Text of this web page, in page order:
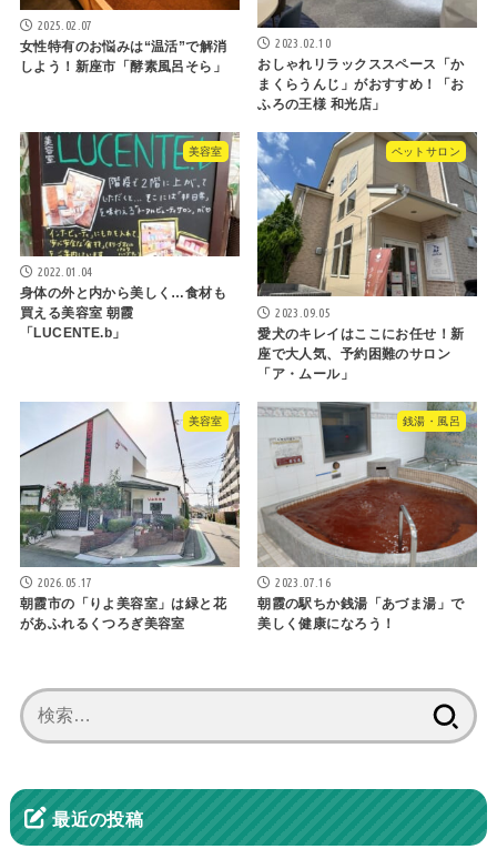
2025.02.07
女性特有のお悩みは“温活”で解消
しよう！新座市「酵素風呂そら」
2023.02.10
おしゃれリラックススペース「か
まくらうんじ」がおすすめ！「お
ふろの王様 和光店」
美容室
2022.01.04
身体の外と内から美しく…食材も
買える美容室 朝霞
「LUCENTE.b」
ペットサロン
2023.09.05
愛犬のキレイはここにお任せ！新
座で大人気、予約困難のサロン
「ア・ムール」
美容室
2026.05.17
朝霞市の「りよ美容室」は緑と花
があふれるくつろぎ美容室
銭湯・風呂
2023.07.16
朝霞の駅ちか銭湯「あづま湯」で
美しく健康になろう！
索:
最近の投稿